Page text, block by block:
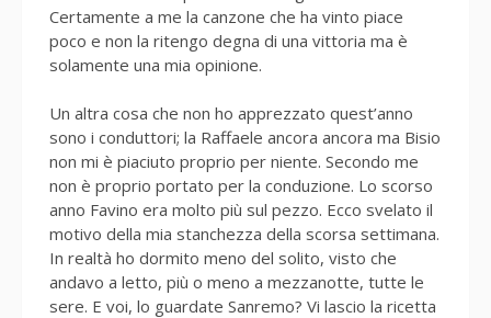
Certamente a me la canzone che ha vinto piace
poco e non la ritengo degna di una vittoria ma è
solamente una mia opinione.
Un altra cosa che non ho apprezzato quest’anno
sono i conduttori; la Raffaele ancora ancora ma Bisio
non mi è piaciuto proprio per niente. Secondo me
non è proprio portato per la conduzione. Lo scorso
anno Favino era molto più sul pezzo. Ecco svelato il
motivo della mia stanchezza della scorsa settimana.
In realtà ho dormito meno del solito, visto che
andavo a letto, più o meno a mezzanotte, tutte le
sere. E voi, lo guardate Sanremo? Vi lascio la ricetta